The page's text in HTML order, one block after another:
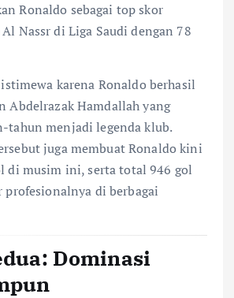
Ronaldo sebagai top skor
Nassr di Liga Saudi dengan 78
karena Ronaldo berhasil
Abdelrazak Hamdallah yang
tahun menjadi legenda klub.
juga membuat Ronaldo kini
di musim ini, serta total 946 gol
profesionalnya di berbagai
Dominasi